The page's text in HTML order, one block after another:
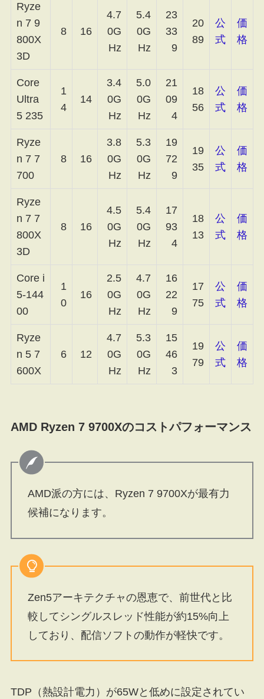
Ryze
n 7 9
800X
3D
8 16
4.7
0G
Hz
5.4
0G
Hz
23
33
9
20
89
公
式
価
格
Core
Ultra
5 235
1
4
14
3.4
0G
Hz
5.0
0G
Hz
21
09
4
18
56
公
式
価
格
Ryze
n 7 7
700
8 16
3.8
0G
Hz
5.3
0G
Hz
19
72
9
19
35
公
式
価
格
Ryze
n 7 7
800X
3D
8 16
4.5
0G
Hz
5.4
0G
Hz
17
93
4
18
13
公
式
価
格
Core i
5-144
00
1
0
16
2.5
0G
Hz
4.7
0G
Hz
16
22
9
17
75
公
式
価
格
Ryze
n 5 7
600X
6 12
4.7
0G
Hz
5.3
0G
Hz
15
46
3
19
79
公
式
価
格
AMD Ryzen 7 9700Xのコストパフォーマンス
AMD派の方には、Ryzen 7 9700Xが最有力
候補になります。
Zen5アーキテクチャの恩恵で、前世代と比
較してシングルスレッド性能が約15%向上
しており、配信ソフトの動作が軽快です。
TDP（熱設計電力）が65Wと低めに設定されてい